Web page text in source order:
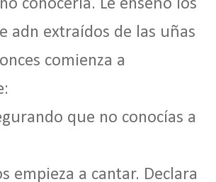
conocerla. Le enseño los
adn extraídos de las uñas
comienza a
que no conocías a
empieza a cantar. Declara